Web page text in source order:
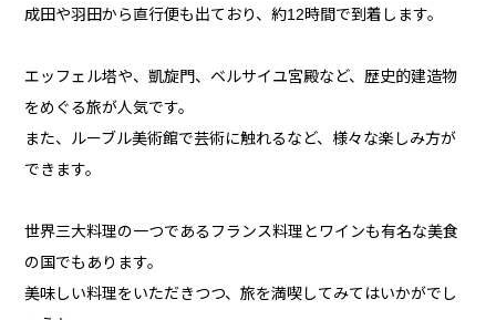
成田や羽田から直行便も出ており、約12時間で到着します。
エッフェル塔や、凱旋門、ベルサイユ宮殿など、歴史的建造物
をめぐる旅が人気です。
また、ルーブル美術館で芸術に触れるなど、様々な楽しみ方が
できます。
世界三大料理の一つであるフランス料理とワインも有名な美食
の国でもあります。
美味しい料理をいただきつつ、旅を満喫してみてはいかがでし